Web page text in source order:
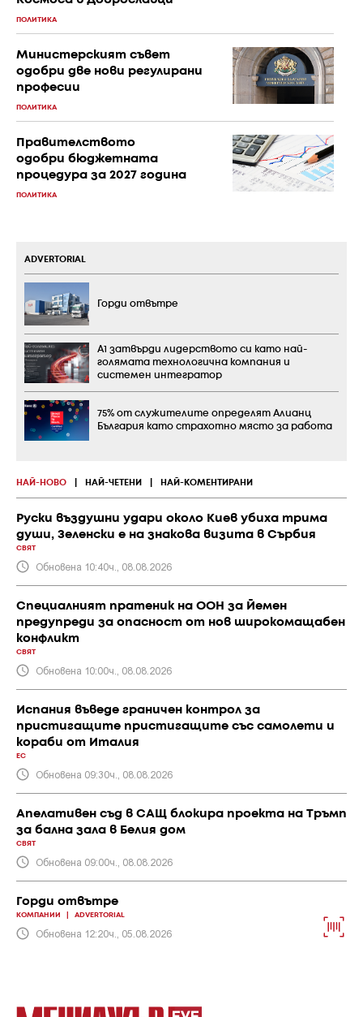
ПОЛИТИКА
Министерският съвет
одобри две нови регулирани
професии
ПОЛИТИКА
Правителството
одобри бюджетната
процедура за 2027 година
ПОЛИТИКА
НАЙ-НОВО НАЙ-ЧЕТЕНИ НАЙ-КОМЕНТИРАНИ
Руски въздушни удари около Киев убиха трима
души, Зеленски е на знакова визита в Сърбия
СВЯТ
Обновена 10:40ч., 08.08.2026
Специалният пратеник на ООН за Йемен
предупреди за опасност от нов широкомащабен
конфликт
СВЯТ
Обновена 10:00ч., 08.08.2026
Испания въведе граничен контрол за
пристигащите пристигащите със самолети и
кораби от Италия
ЕС
Обновена 09:30ч., 08.08.2026
Апелативен съд в САЩ блокира проекта на Тръмп
за бална зала в Белия дом
СВЯТ
Обновена 09:00ч., 08.08.2026
Горди отвътре
КОМПАНИИ ADVERTORIAL
Обновена 12:20ч., 05.08.2026
ADVERTORIAL
Горди отвътре
А1 затвърди лидерството си като най-
голямата технологична компания и
системен интегратор
75% от служителите определят Алианц
България като страхотно място за работа